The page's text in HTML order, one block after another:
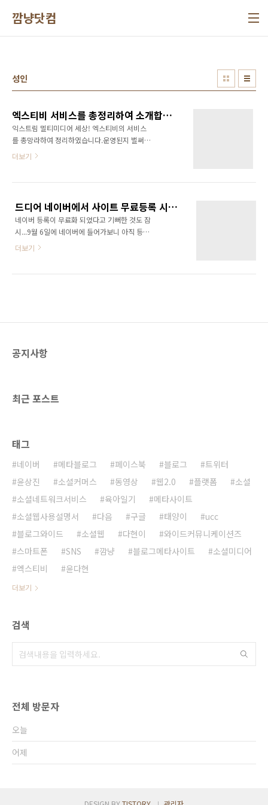
깜냥닷컴
성인
엑스티비 서비스를 총정리하여 소개합니다.
익스트림 멀티미디어 세상! 엑스티비의 서비스
를 총망라하여 정리하였습니다.운영된지 벌써 2
년이 지나면서 굉장히 많은 콘텐츠를 확보하고
려 대단히 죄송합니다.감사합니다.
더보기
드디어 네이버에서 사이트 무료등록 시작!!! 그러나 엑스티비 사이트는 등록이 힘들듯... ㅠㅠ
네이버 등록이 무료화 되었다고 기뻐한 것도 잠
시...9월 6일에 네이버에 들어가보니 아직 등록
페이지가 없어서 얘네들이 장난하나 했습니다.
더보기
공지사항
최근 포스트
태그
네이버 메타블로그 페이스북 블로그
트위터
윤상진
소셜커머스 동영상 웹2.0 플랫폼
소셜
소셜네트워크서비스
육아일기
메타사이트
소셜웹사용설명서
다음 구글 태양이
ucc
블로그와이드
소셜웹 다현이
와이드커뮤니케이션즈
스마트폰
SNS 깜냥 블로그메타사이트
소셜미디어
엑스티비
윤다현
더보기
검색
전체 방문자
오늘
어제